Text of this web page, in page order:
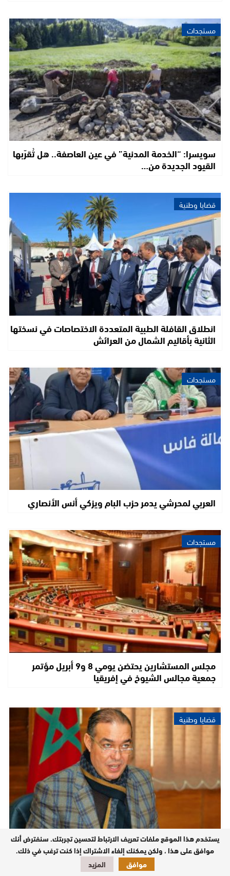
مستجدات
سويسرا: “الخدمة المدنية” في عين العاصفة.. هل تُقرّبها
القيود الجديدة من…
قضايا وطنية
انطلاق القافلة الطبية المتعددة الاختصاصات في نسختها
الثانية بأقاليم الشمال من العرائش
مستجدات
العربي لمحرشي يدمر حزب البام ويزكي أنس الأنصاري
مستجدات
مجلس المستشارين يحتضن يومي 8 و9 أبريل مؤتمر
جمعية مجالس الشيوخ في إفريقيا
قضايا وطنية
محمد والزين يسائل وزير الثقافة حول ازدواجية ريع
المشاهدات والتهافت وراء الدعم العمومي
يستخدم هذا الموقع ملفات تعريف الارتباط لتحسين تجربتك. سنفترض أنك
موافق على هذا ، ولكن يمكنك إلغاء الاشتراك إذا كنت ترغب في ذلك.
موافق
المزيد